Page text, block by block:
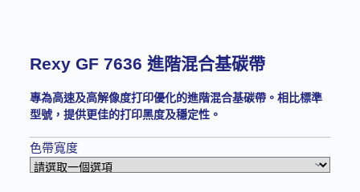
Rexy GF 7636 進階混合基碳帶
專為高速及高解像度打印優化的進階混合基碳帶。相比標準
型號，提供更佳的打印黑度及穩定性。
色帶寬度